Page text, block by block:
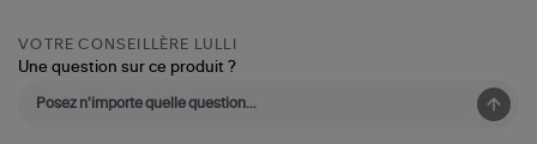
VOTRE CONSEILLÈRE LULLI
Une question sur ce produit ?